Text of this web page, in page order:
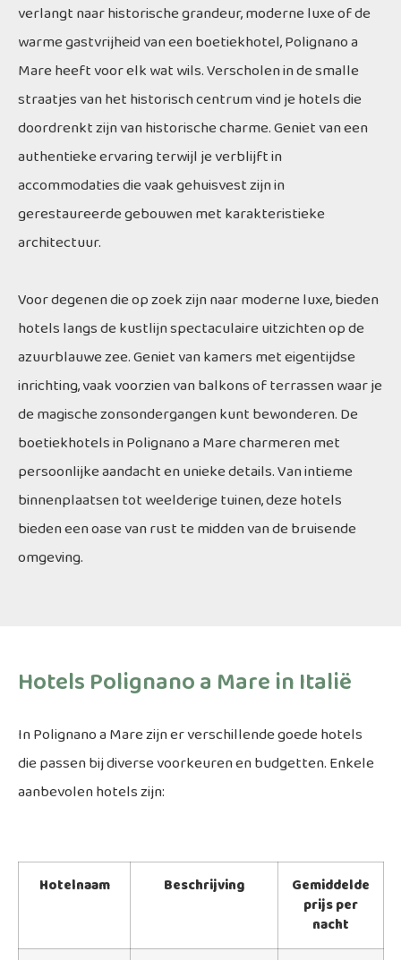
verlangt naar historische grandeur, moderne luxe of de
warme gastvrijheid van een boetiekhotel, Polignano a
Mare heeft voor elk wat wils. Verscholen in de smalle
straatjes van het historisch centrum vind je hotels die
doordrenkt zijn van historische charme. Geniet van een
authentieke ervaring terwijl je verblijft in
accommodaties die vaak gehuisvest zijn in
gerestaureerde gebouwen met karakteristieke
architectuur.
Voor degenen die op zoek zijn naar moderne luxe, bieden
hotels langs de kustlijn spectaculaire uitzichten op de
azuurblauwe zee. Geniet van kamers met eigentijdse
inrichting, vaak voorzien van balkons of terrassen waar je
de magische zonsondergangen kunt bewonderen. De
boetiekhotels in Polignano a Mare charmeren met
persoonlijke aandacht en unieke details. Van intieme
binnenplaatsen tot weelderige tuinen, deze hotels
bieden een oase van rust te midden van de bruisende
omgeving.
Hotels Polignano a Mare in Italië
In Polignano a Mare zijn er verschillende goede hotels
die passen bij diverse voorkeuren en budgetten. Enkele
aanbevolen hotels zijn:
Hotelnaam Beschrijving
Gemiddelde
prijs per
nacht